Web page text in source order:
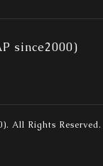
since2000)
. All Rights Reserved.